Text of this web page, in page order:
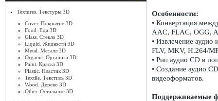
Textures. Текстуры 3D
Cover. Покрытие 3D
Food. Еда 3D
Glass. Стекло 3D
Liquid. Жидкости 3D
Metal. Металл 3D
Organic. Органика 3D
Paint. Краска 3D
Plastic. Пластик 3D
Textile. Текстиль 3D
Wood. Дерево 3D
Other. Остальные 3D
Особенности:
• Конвертация
AAC, FLAC, OGG,
• Извлечение
FLV, MKV, H.264/
• Рип аудио CD в
• Создание аудио
видеоформатов.
Поддерживаемые